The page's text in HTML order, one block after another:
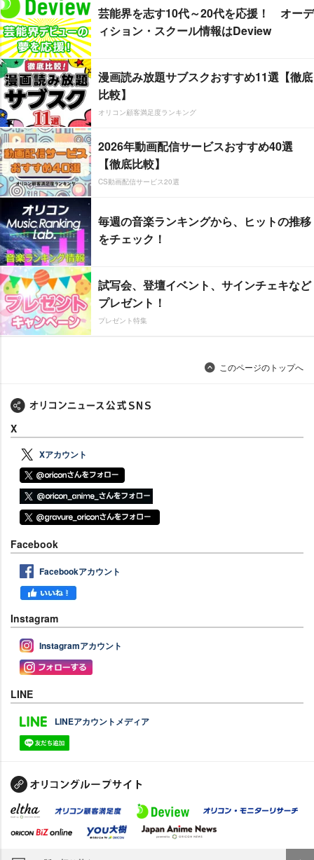
芸能界を志す10代～20代を応援！ オーデ
ィション・スクール情報はDeview
漫画読み放題サブスクおすすめ11選【徹底
比較】
オリコン顧客満足度ランキング
2026年動画配信サービスおすすめ40選
【徹底比較】
CS動画配信サービス20選
毎週の音楽ランキングから、ヒットの推移
をチェック！
試写会、登壇イベント、サインチェキなど
プレゼント！
プレゼント特集
このページのトップへ
X
Xアカウント
Facebook
Facebookアカウント
Instagram
Instagramアカウント
LINE
LINEアカウントメディア